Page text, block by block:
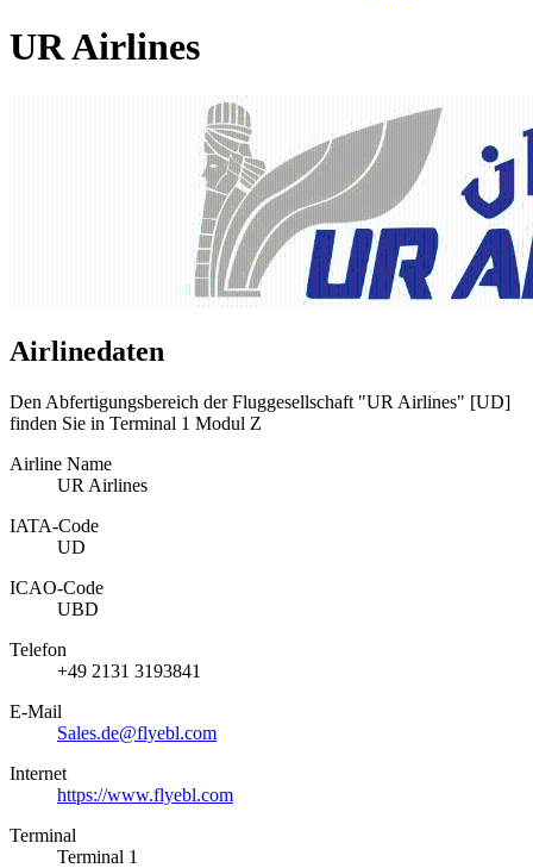
UR Airlines
Airlinedaten
Den Abfertigungsbereich der Fluggesellschaft "UR Airlines" [UD]
finden Sie in Terminal 1 Modul Z
Airline Name
UR Airlines
IATA­-Code
UD
ICAO­-Code
UBD
Telefon
+49 2131 3193841
E-Mail
Sales.de@flyebl.com
Internet
https://www.flyebl.com
Terminal
Terminal 1